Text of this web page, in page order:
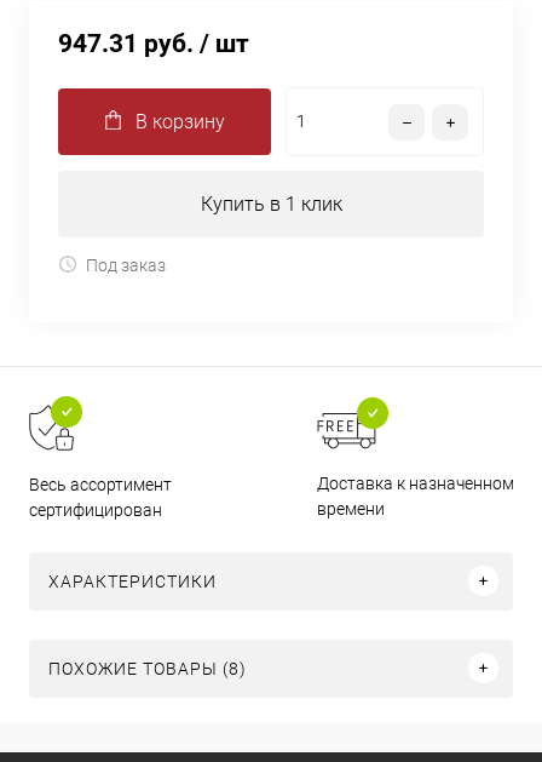
947.31 руб. / шт
В корзину
Купить в 1 клик
Под заказ
Весь ассортимент
сертифицирован
Доставка к назначенному
времени
ХАРАКТЕРИСТИКИ
ПОХОЖИЕ ТОВАРЫ (8)